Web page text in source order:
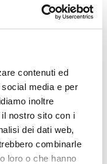
contenuti ed
media e per
inoltre
nostro sito con i
dei dati web,
combinarle
loro o che hanno
Note 2026 —
Brass on the
Brass Ensemble